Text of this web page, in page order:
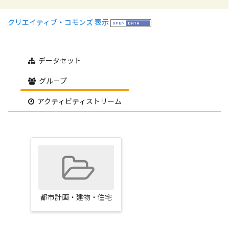
クリエイティブ・コモンズ 表示
データセット
グループ
アクティビティストリーム
都市計画・建物・住宅